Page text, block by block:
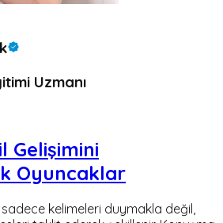
Uzmanı
Gelişimini
Oyuncaklar
kelimeleri duymakla değil,